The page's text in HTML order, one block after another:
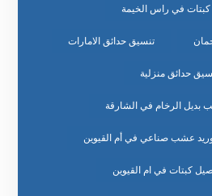
في راس الخيمة
تنسيق حدائق الامارات
حدائق منزلية
بديل الرخام في الشارقة
عشب صناعي في أم القيوين
كبتات في ام القيوين